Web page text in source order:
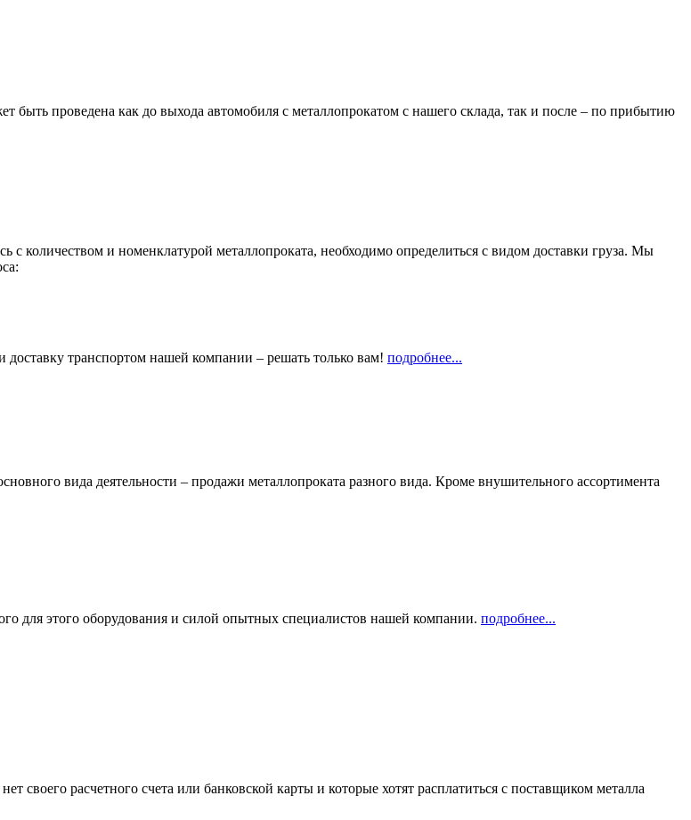
быть проведена как до выхода автомобиля с металлопрокатом с нашего склада, так и после – по прибытию
количеством и номенклатурой металлопроката, необходимо определиться с видом доставки груза. Мы
доставку транспортом нашей компании – решать только вам! подробнее...
вида деятельности – продажи металлопроката разного вида. Кроме внушительного ассортимента
для этого оборудования и силой опытных специалистов нашей компании. подробнее...
расчетного счета или банковской карты и которые хотят расплатиться с поставщиком металла